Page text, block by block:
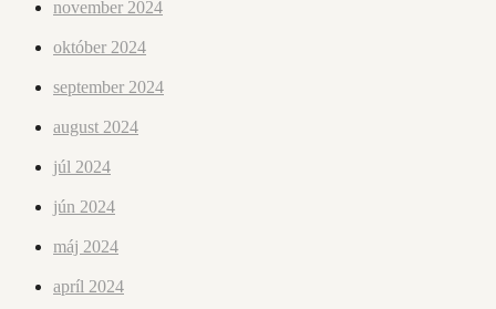
november 2024
október 2024
september 2024
august 2024
júl 2024
jún 2024
máj 2024
apríl 2024